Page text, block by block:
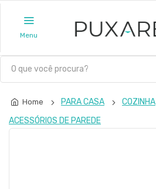
Menu
Home PARA CASA COZINHA
ACESSÓRIOS DE PAREDE